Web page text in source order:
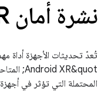
نشرة أمان Android XR
Android XR&quot; المتاحة التي تكمل
المحتملة التي تؤثر في أجهزة Android XR.